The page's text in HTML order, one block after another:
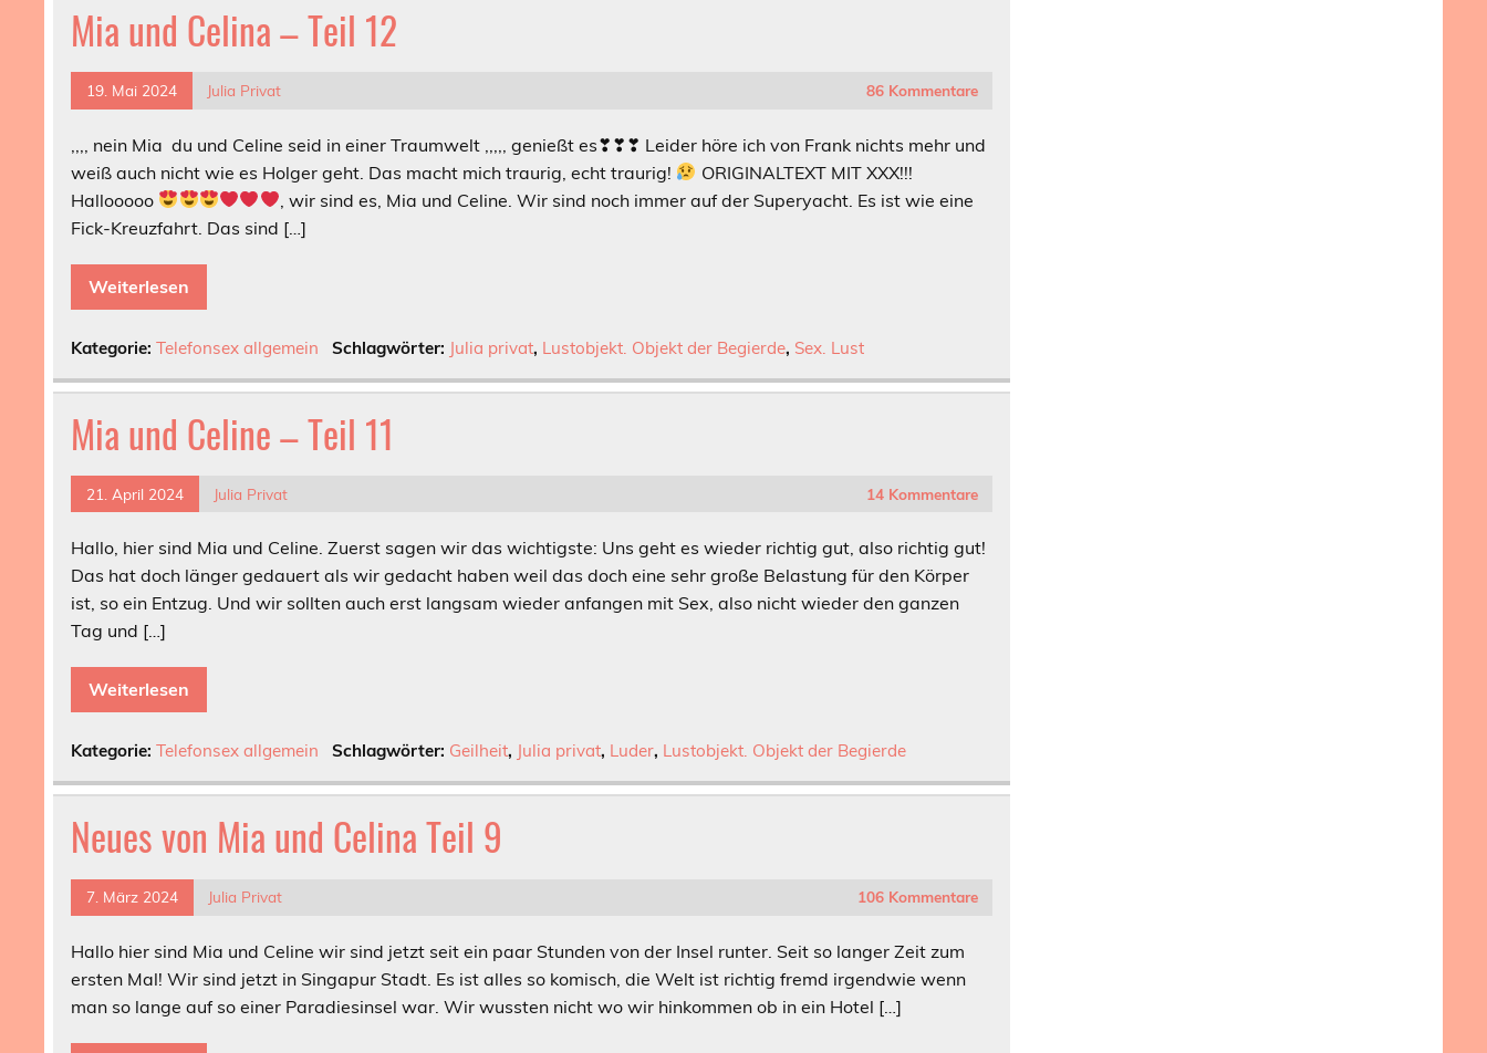
Mia und Celina – Teil 12
19. Mai 2024 Julia Privat 86 Kommentare
,,,, nein Mia du und Celine seid in einer Traumwelt ,,,,, genießt es❣❣❣ Leider höre ich von Frank nichts mehr und
weiß auch nicht wie es Holger geht. Das macht mich traurig, echt traurig!
ORIGINALTEXT MIT XXX!!!
Hallooooo
, wir sind es, Mia und Celine. Wir sind noch immer auf der Superyacht. Es ist wie eine
Fick-Kreuzfahrt. Das sind […]
Weiterlesen
Kategorie:Telefonsex allgemein Schlagwörter: Julia privat, Lustobjekt. Objekt der Begierde, Sex. Lust
Mia und Celine – Teil 11
21. April 2024 Julia Privat 14 Kommentare
Hallo, hier sind Mia und Celine. Zuerst sagen wir das wichtigste: Uns geht es wieder richtig gut, also richtig gut!
Das hat doch länger gedauert als wir gedacht haben weil das doch eine sehr große Belastung für den Körper
ist, so ein Entzug. Und wir sollten auch erst langsam wieder anfangen mit Sex, also nicht wieder den ganzen
Tag und […]
Weiterlesen
Kategorie:Telefonsex allgemein Schlagwörter: Geilheit, Julia privat, Luder, Lustobjekt. Objekt der Begierde
Neues von Mia und Celina Teil 9
7. März 2024 Julia Privat 106 Kommentare
Hallo hier sind Mia und Celine wir sind jetzt seit ein paar Stunden von der Insel runter. Seit so langer Zeit zum
ersten Mal! Wir sind jetzt in Singapur Stadt. Es ist alles so komisch, die Welt ist richtig fremd irgendwie wenn
man so lange auf so einer Paradiesinsel war. Wir wussten nicht wo wir hinkommen ob in ein Hotel […]